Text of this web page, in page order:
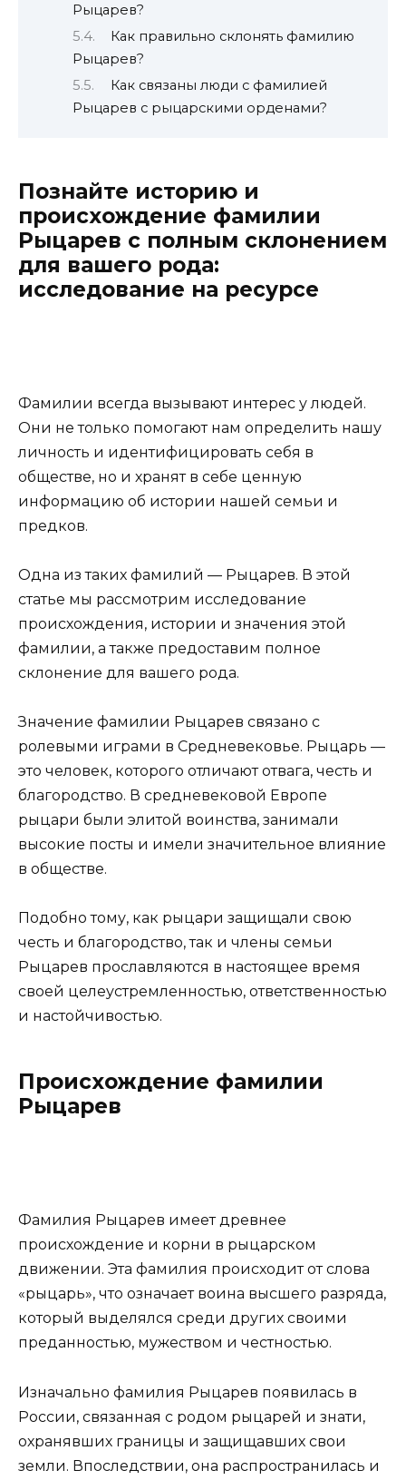
Рыцарев?
Как правильно склонять фамилию
Рыцарев?
Как связаны люди с фамилией
Рыцарев с рыцарскими орденами?
Познайте историю и
происхождение фамилии
Рыцарев с полным склонением
для вашего рода:
исследование на ресурсе
Фамилии всегда вызывают интерес у людей.
Они не только помогают нам определить нашу
личность и идентифицировать себя в
обществе, но и хранят в себе ценную
информацию об истории нашей семьи и
предков.
Одна из таких фамилий — Рыцарев. В этой
статье мы рассмотрим исследование
происхождения, истории и значения этой
фамилии, а также предоставим полное
склонение для вашего рода.
Значение фамилии Рыцарев связано с
ролевыми играми в Средневековье. Рыцарь —
это человек, которого отличают отвага, честь и
благородство. В средневековой Европе
рыцари были элитой воинства, занимали
высокие посты и имели значительное влияние
в обществе.
Подобно тому, как рыцари защищали свою
честь и благородство, так и члены семьи
Рыцарев прославляются в настоящее время
своей целеустремленностью, ответственностью
и настойчивостью.
Происхождение фамилии
Рыцарев
Фамилия Рыцарев имеет древнее
происхождение и корни в рыцарском
движении. Эта фамилия происходит от слова
«рыцарь», что означает воина высшего разряда,
который выделялся среди других своими
преданностью, мужеством и честностью.
Изначально фамилия Рыцарев появилась в
России, связанная с родом рыцарей и знати,
охранявших границы и защищавших свои
земли. Впоследствии, она распространилась и